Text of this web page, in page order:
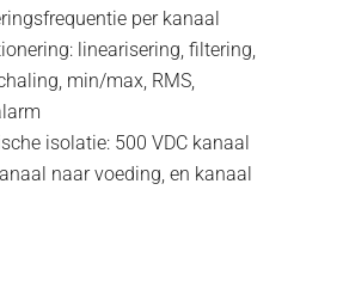
per kanaal
linearisering, filtering,
min/max, RMS,
isolatie: 500 VDC kanaal
naar voeding, en kanaal